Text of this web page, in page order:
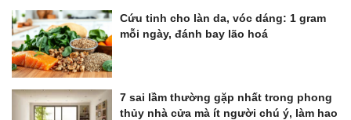
Cứu tinh cho làn da, vóc dáng: 1 gram
mỗi ngày, đánh bay lão hoá
7 sai lầm thường gặp nhất trong phong
thủy nhà cửa mà ít người chú ý, làm hao